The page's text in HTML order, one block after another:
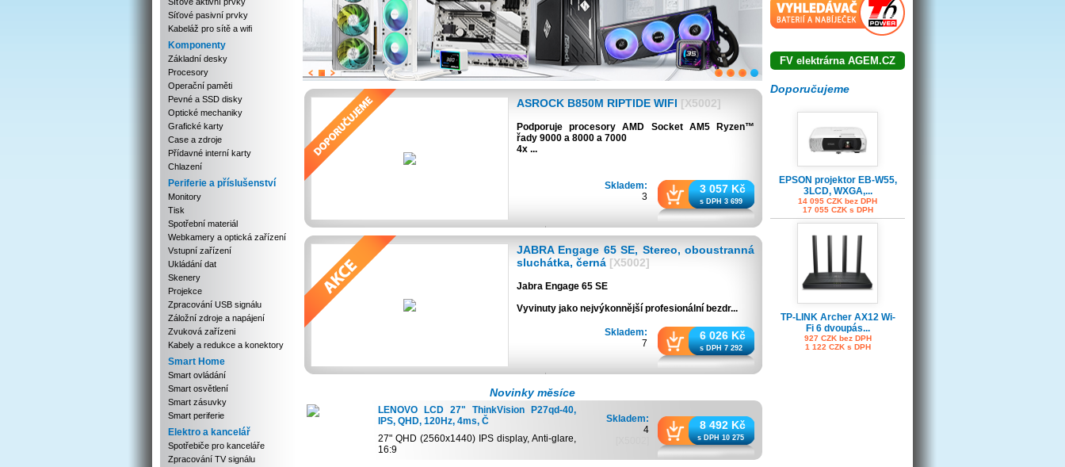
Síťové pasivní prvky
Kabeláž pro sítě a wifi
Komponenty
Základní desky
Procesory
Operační paměti
Pevné a SSD disky
Optické mechaniky
Grafické karty
Case a zdroje
Přídavné interní karty
Chlazení
Periferie a příslušenství
Monitory
Tisk
Spotřební materiál
Webkamery a optická zařízení
Vstupní zařízení
Ukládání dat
Skenery
Projekce
Zpracování USB signálu
Záložní zdroje a napájení
Zvuková zařízeni
Kabely a redukce a konektory
Smart Home
Smart ovládání
Smart osvětlení
Smart zásuvky
Smart periferie
Elektro a kancelář
Spotřebiče pro kanceláře
Zpracování TV signálu
Previous
Next
Stop 1 2 3 4
ASROCK B850M RIPTIDE WIFI [X5002]
Podporuje procesory AMD Socket AM5 Ryzen™
řady 9000 a 8000 a 7000
4x ...
Skladem:
3
3 057 Kč
s DPH 3 699
JABRA Engage 65 SE, Stereo, oboustranná
sluchátka, černá [X5002]
Jabra Engage 65 SE
Vyvinuty jako nejvýkonnější profesionální bezdr...
Skladem:
7
6 026 Kč
s DPH 7 292
Novinky měsíce
LENOVO LCD 27" ThinkVision P27qd-40,
IPS, QHD, 120Hz, 4ms, Č
27" QHD (2560x1440) IPS display, Anti-glare,
16:9
Skladem:
4
8 492 Kč
s DPH 10 275
FV elektrárna AGEM.CZ
Doporučujeme
EPSON projektor EB-W55,
3LCD, WXGA,...
14 095 CZK bez DPH
17 055 CZK s DPH
TP-LINK Archer AX12 Wi-
Fi 6 dvoupás...
927 CZK bez DPH
1 122 CZK s DPH